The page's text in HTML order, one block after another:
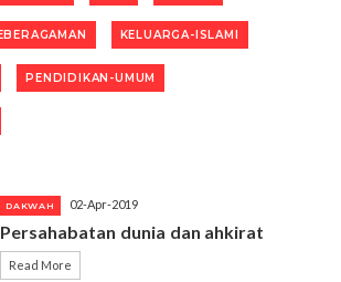
KELUARGA-ISLAMI
PENDIDIKAN-UMUM
DAKWAH 02-Apr-2019
Persahabatan dunia dan ahkirat
Read More